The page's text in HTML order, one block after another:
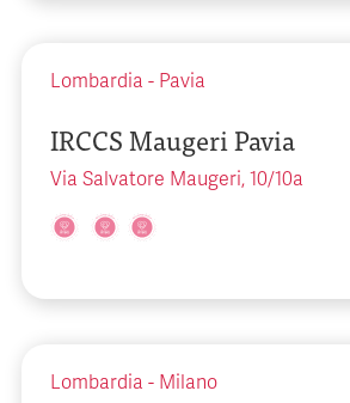
Lombardia - Pavia
IRCCS Maugeri Pavia
Via Salvatore Maugeri, 10/10a
Lombardia - Milano